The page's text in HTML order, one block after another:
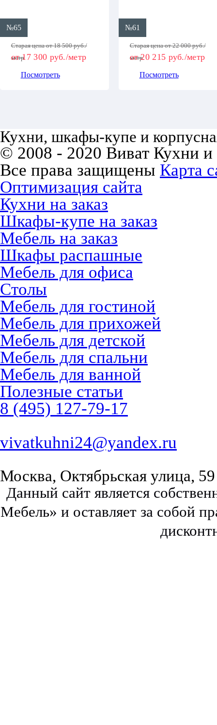
№65
Старая цена от 18 500 руб./
метр
от 17 300 руб./метр
Посмотреть
№61
Старая цена от 22 000 руб./
метр
от 20 215 руб./метр
Посмотреть
Кухни, шкафы-купе и
© 2008 - 2020 Виват Кухни
Все права защищены Карта
Оптимизация сайта
Кухни на заказ
Шкафы-купе на заказ
Мебель на заказ
Шкафы распашные
Мебель для офиса
Столы
Мебель для гостиной
Мебель для прихожей
Мебель для детской
Мебель для спальни
Мебель для ванной
Полезные статьи
8 (495) 127-79-17
vivatkuhni24@yandex.ru
Москва, Октябрьская улица, 59
Данный сайт является
Мебель» и оставляет за собой